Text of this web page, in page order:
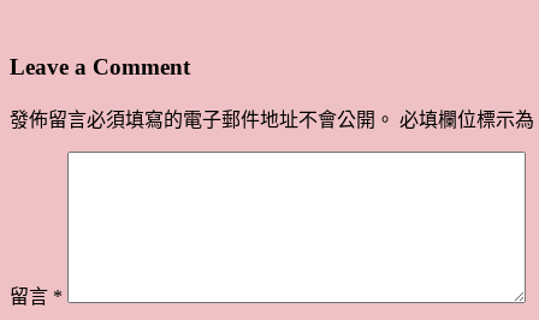
Leave a Comment
發佈留言必須填寫的電子郵件地址不會公開。 必填欄位標示為
留言 *